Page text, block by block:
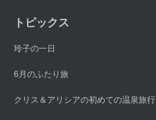
トピックス
玲子の一日
6月のふたり旅
クリス＆アリシアの初めての温泉旅行